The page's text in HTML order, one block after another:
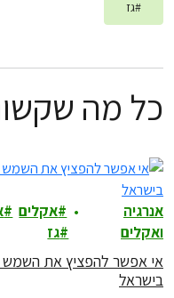
#גז
כל מה
אנרגיה
ואקלים
אקלים
גז
אי אפשר להפציץ את השמש
בישראל